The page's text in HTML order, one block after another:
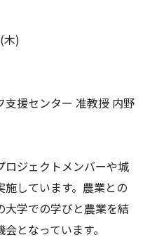
)
センター 准教授 内野
ジェクトメンバーや城
しています。農業との
学での学びと農業を結
となっています。